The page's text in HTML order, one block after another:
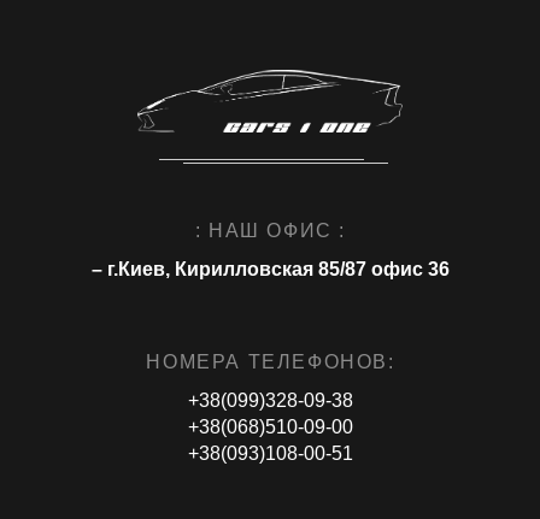
: НАШ ОФИС :
– г.Киев, Кирилловская 85/87 офис 36
НОМЕРА ТЕЛЕФОНОВ:
+38(099)328-09-38
+38(068)510-09-00
+38(093)108-00-51